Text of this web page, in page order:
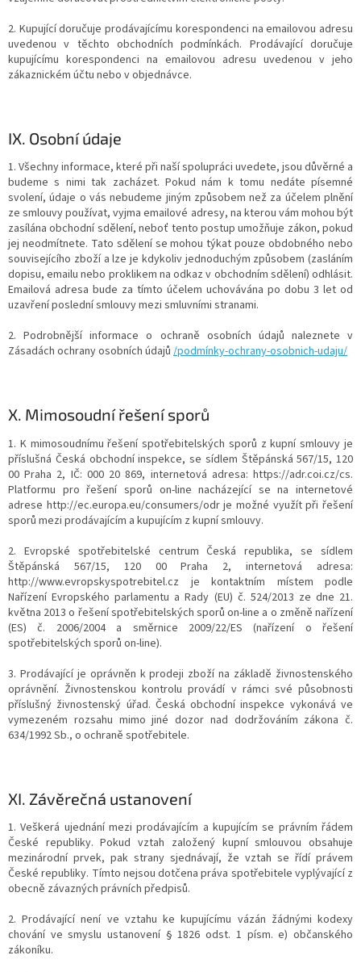
2. Kupující doručuje prodávajícímu korespondenci na emailovou adresu
uvedenou v těchto obchodních podmínkách. Prodávající doručuje
kupujícímu korespondenci na emailovou adresu uvedenou v jeho
zákaznickém účtu nebo v objednávce.
IX. Osobní údaje
1. Všechny informace, které při naší spolupráci uvedete, jsou důvěrné a
budeme s nimi tak zacházet. Pokud nám k tomu nedáte písemné
svolení, údaje o vás nebudeme jiným způsobem než za účelem plnění
ze smlouvy používat, vyjma emailové adresy, na kterou vám mohou být
zasílána obchodní sdělení, neboť tento postup umožňuje zákon, pokud
jej neodmítnete. Tato sdělení se mohou týkat pouze obdobného nebo
souvisejícího zboží a lze je kdykoliv jednoduchým způsobem (zasláním
dopisu, emailu nebo proklikem na odkaz v obchodním sdělení) odhlásit.
Emailová adresa bude za tímto účelem uchovávána po dobu 3 let od
uzavření poslední smlouvy mezi smluvními stranami.
2. Podrobnější informace o ochraně osobních údajů naleznete v
Zásadách ochrany osobních údajů /podmínky-ochrany-osobnich-udaju/
X. Mimosoudní řešení sporů
1. K mimosoudnímu řešení spotřebitelských sporů z kupní smlouvy je
příslušná Česká obchodní inspekce, se sídlem Štěpánská 567/15, 120
00 Praha 2, IČ: 000 20 869, internetová adresa: https://adr.coi.cz/cs.
Platformu pro řešení sporů on-line nacházející se na internetové
adrese http://ec.europa.eu/consumers/odr je možné využít při řešení
sporů mezi prodávajícím a kupujícím z kupní smlouvy.
2. Evropské spotřebitelské centrum Česká republika, se sídlem
Štěpánská 567/15, 120 00 Praha 2, internetová adresa:
http://www.evropskyspotrebitel.cz je kontaktním místem podle
Nařízení Evropského parlamentu a Rady (EU) č. 524/2013 ze dne 21.
května 2013 o řešení spotřebitelských sporů on-line a o změně nařízení
(ES) č. 2006/2004 a směrnice 2009/22/ES (nařízení o řešení
spotřebitelských sporů on-line).
3. Prodávající je oprávněn k prodeji zboží na základě živnostenského
oprávnění. Živnostenskou kontrolu provádí v rámci své působnosti
příslušný živnostenský úřad. Česká obchodní inspekce vykonává ve
vymezeném rozsahu mimo jiné dozor nad dodržováním zákona č.
634/1992 Sb., o ochraně spotřebitele.
XI. Závěrečná ustanovení
1. Veškerá ujednání mezi prodávajícím a kupujícím se právním řádem
České republiky. Pokud vztah založený kupní smlouvou obsahuje
mezinárodní prvek, pak strany sjednávají, že vztah se řídí právem
České republiky. Tímto nejsou dotčena práva spotřebitele vyplývající z
obecně závazných právních předpisů.
2. Prodávající není ve vztahu ke kupujícímu vázán žádnými kodexy
chování ve smyslu ustanovení § 1826 odst. 1 písm. e) občanského
zákoníku.